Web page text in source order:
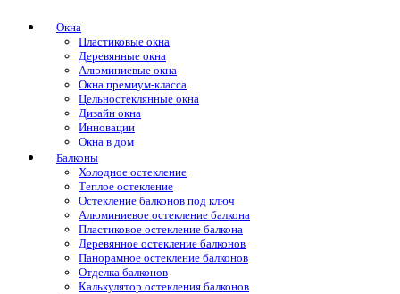
Окна
Пластиковые окна
Деревянные окна
Алюминиевые окна
Окна премиум-класса
Цельностеклянные окна
Дизайн окна
Инновации
Окна в дом
Балконы
Холодное остекление
Теплое остекление
Остекление балконов под ключ
Алюминиевое остекление балкона
Пластиковое остекление балкона
Деревянное остекление балконов
Панорамное остекление балконов
Отделка балконов
Калькулятор остекления балконов